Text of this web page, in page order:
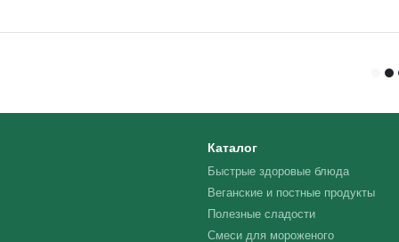
Каталог
Быстрые здоровые блюда
Веганские и постные продукты
Полезные сладости
Смеси для мороженого